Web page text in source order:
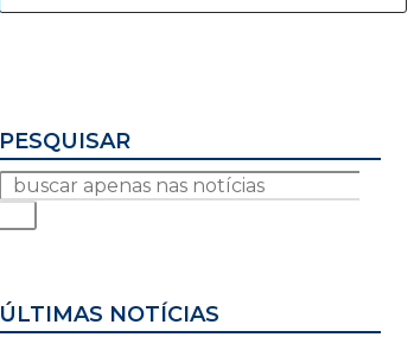
PESQUISAR
ÚLTIMAS NOTÍCIAS